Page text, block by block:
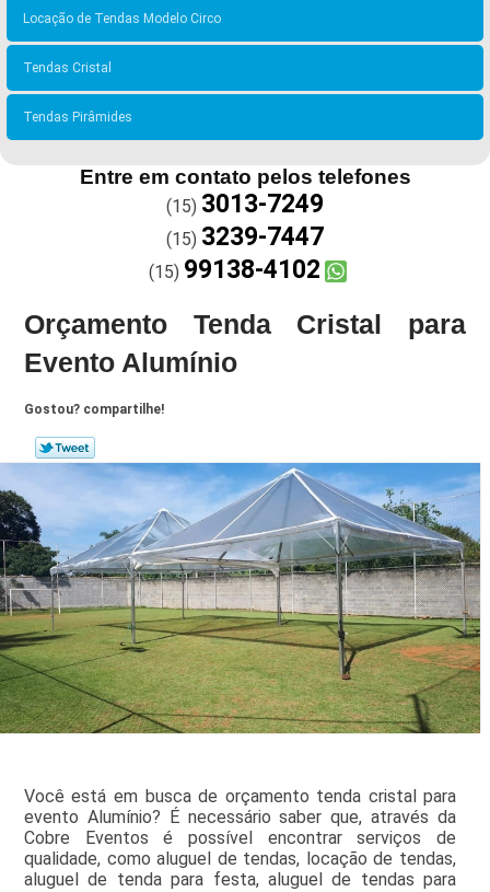
Locação de Tendas Modelo Circo
Tendas Cristal
Tendas Pirâmides
Entre em contato pelos telefones
(15) 3013-7249
(15) 3239-7447
(15) 99138-4102
Orçamento Tenda Cristal para
Evento Alumínio
Gostou? compartilhe!
Você está em busca de orçamento tenda cristal para
evento Alumínio? É necessário saber que, através da
Cobre Eventos é possível encontrar serviços de
qualidade, como aluguel de tendas, locação de tendas,
aluguel de tenda para festa, aluguel de tendas para